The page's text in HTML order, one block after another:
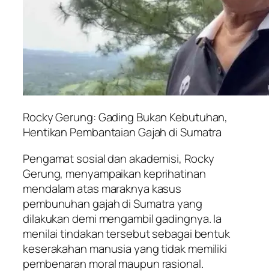
Rocky Gerung: Gading Bukan Kebutuhan,
Hentikan Pembantaian Gajah di Sumatra
Pengamat sosial dan akademisi, Rocky
Gerung, menyampaikan keprihatinan
mendalam atas maraknya kasus
pembunuhan gajah di Sumatra yang
dilakukan demi mengambil gadingnya. Ia
menilai tindakan tersebut sebagai bentuk
keserakahan manusia yang tidak memiliki
pembenaran moral maupun rasional.